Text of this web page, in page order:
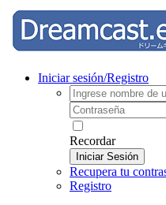
Iniciar sesión/Registro
Recordar
Iniciar Sesión
Recupera tu
Registro